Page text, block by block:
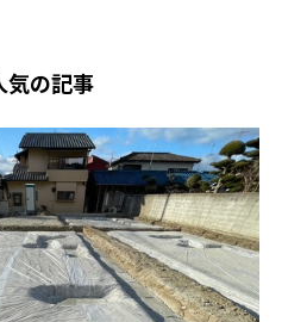
気の記事